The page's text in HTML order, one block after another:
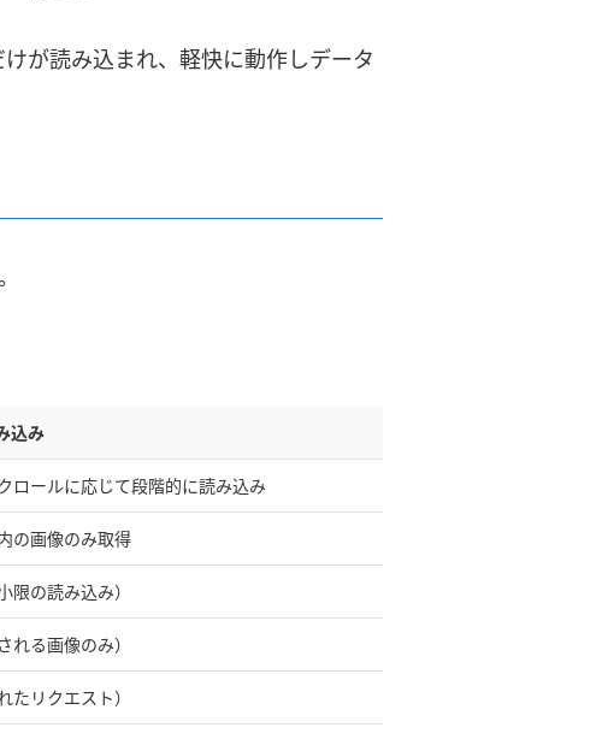
が読み込まれ、軽快に動作しデータ
込み
ロールに応じて段階的に読み込み
の画像のみ取得
限の読み込み）
れる画像のみ）
たリクエスト）